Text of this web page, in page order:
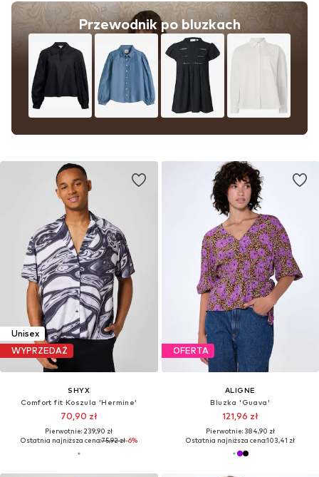
Przewodnik po bluzkach
Unisex
WYPRZEDAŻ
SHYX
Comfort fit Koszula 'Hermine'
70,90 zł
Pierwotnie: 239,90 zł
Ostatnia najniższa cena:75,92 zł-6%
OFERTA
ALIGNE
Bluzka 'Guava'
121,96 zł
Pierwotnie: 384,90 zł
Ostatnia najniższa cena:103,41 zł